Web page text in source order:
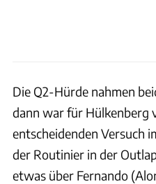
Die Q2-Hürde nahmen
dann war für Hülkenberg
entscheidenden Versuch
der Routinier in der
etwas über Fernando